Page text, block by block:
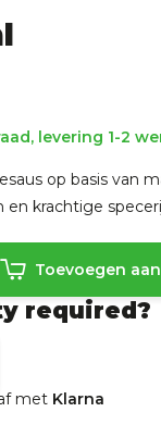
levering 1-2
op basis van
en krachtige
Toevoegen
required?
met Klarna